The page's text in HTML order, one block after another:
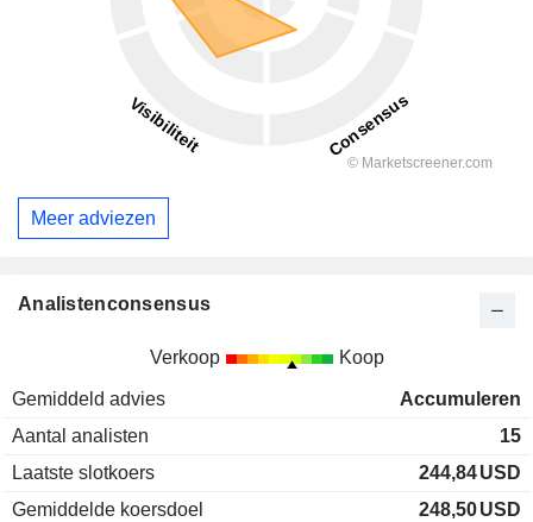
Meer adviezen
Analistenconsensus
Verkoop Koop
Gemiddeld advies
Accumuleren
Aantal analisten
15
Laatste slotkoers
244,84USD
Gemiddelde koersdoel
248,50USD